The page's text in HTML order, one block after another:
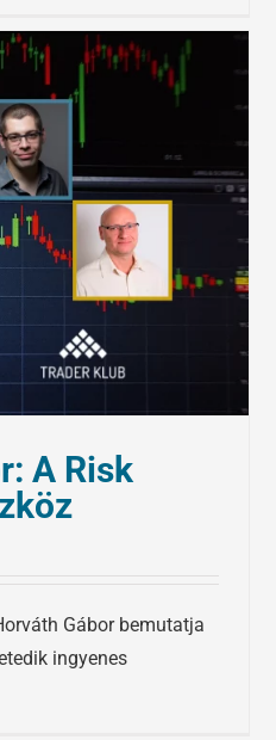
A Risk
Gábor bemutatja
ingyenes